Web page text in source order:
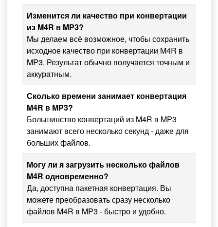
Изменится ли качество при конвертации
из M4R в MP3?
Мы делаем всё возможное, чтобы сохранить
исходное качество при конвертации M4R в
MP3. Результат обычно получается точным и
аккуратным.
Сколько времени занимает конвертация
M4R в MP3?
Большинство конвертаций из M4R в MP3
занимают всего несколько секунд - даже для
больших файлов.
Могу ли я загрузить несколько файлов
M4R одновременно?
Да, доступна пакетная конвертация. Вы
можете преобразовать сразу несколько
файлов M4R в MP3 - быстро и удобно.